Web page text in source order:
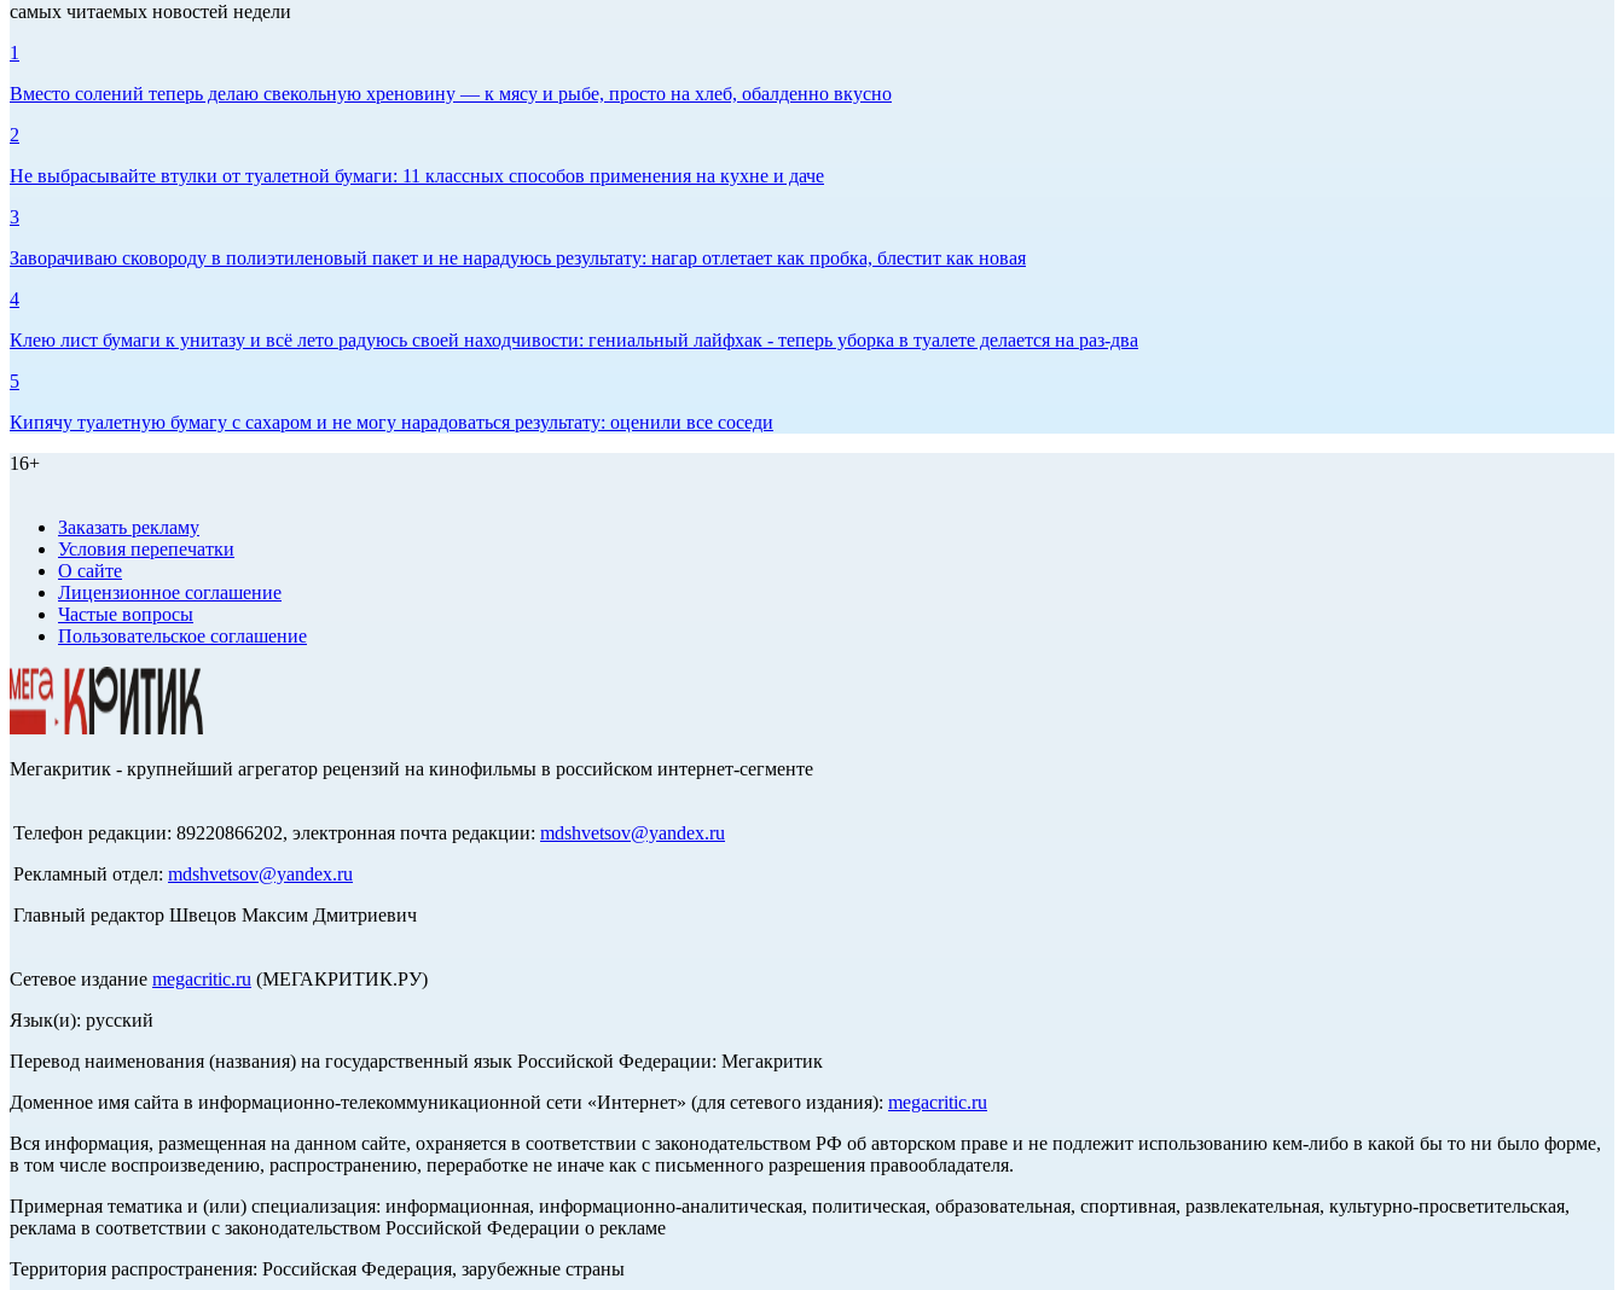
самых читаемых новостей недели
1
Вместо солений теперь делаю свекольную хреновину — к мясу и рыбе, просто на хлеб, обалденно вкусно
2
Не выбрасывайте втулки от туалетной бумаги: 11 классных способов применения на кухне и даче
3
Заворачиваю сковороду в полиэтиленовый пакет и не нарадуюсь результату: нагар отлетает как пробка, блестит как новая
4
Клею лист бумаги к унитазу и всё лето радуюсь своей находчивости: гениальный лайфхак - теперь уборка в туалете делается на раз-два
5
Кипячу туалетную бумагу с сахаром и не могу нарадоваться результату: оценили все соседи
16+
Заказать рекламу
Условия перепечатки
О сайте
Лицензионное соглашение
Частые вопросы
Пользовательское соглашение
Мегакритик - крупнейший агрегатор рецензий на кинофильмы в российском интернет-сегменте
Телефон редакции: 89220866202, электронная почта редакции: mdshvetsov@yandex.ru
Рекламный отдел: mdshvetsov@yandex.ru
Главный редактор Швецов Максим Дмитриевич
Сетевое издание megacritic.ru (МЕГАКРИТИК.РУ)
Язык(и): русский
Перевод наименования (названия) на государственный язык Российской Федерации: Мегакритик
Доменное имя сайта в информационно-телекоммуникационной сети «Интернет» (для сетевого издания): megacritic.ru
Вся информация, размещенная на данном сайте, охраняется в соответствии с законодательством РФ об авторском праве и не подлежит использованию кем-либо в какой бы то ни было форме,
в том числе воспроизведению, распространению, переработке не иначе как с письменного разрешения правообладателя.
Примерная тематика и (или) специализация: информационная, информационно-аналитическая, политическая, образовательная, спортивная, развлекательная, культурно-просветительская,
реклама в соответствии с законодательством Российской Федерации о рекламе
Территория распространения: Российская Федерация, зарубежные страны